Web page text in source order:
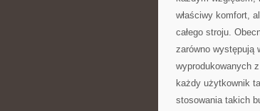
właściwy komfort,
całego stroju.
zarówno występują
wyprodukowanych
każdy użytkownik
stosowania takich